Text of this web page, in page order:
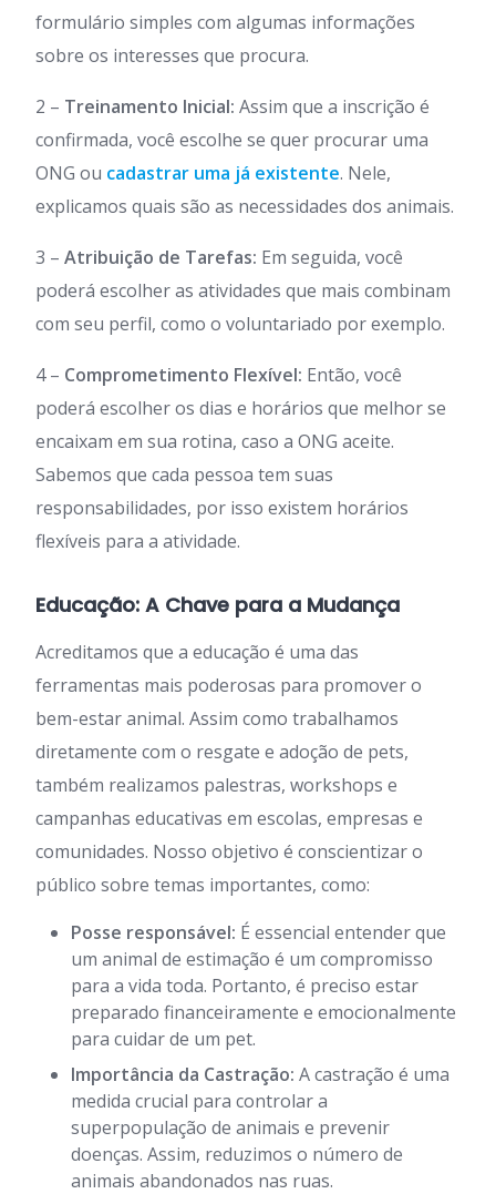
formulário simples com algumas informações
sobre os interesses que procura.
2 – Treinamento Inicial: Assim que a inscrição é
confirmada, você escolhe se quer procurar uma
ONG ou cadastrar uma já existente. Nele,
explicamos quais são as necessidades dos animais.
3 – Atribuição de Tarefas: Em seguida, você
poderá escolher as atividades que mais combinam
com seu perfil, como o voluntariado por exemplo.
4 – Comprometimento Flexível: Então, você
poderá escolher os dias e horários que melhor se
encaixam em sua rotina, caso a ONG aceite.
Sabemos que cada pessoa tem suas
responsabilidades, por isso existem horários
flexíveis para a atividade.
Educação: A Chave para a Mudança
Acreditamos que a educação é uma das
ferramentas mais poderosas para promover o
bem-estar animal. Assim como trabalhamos
diretamente com o resgate e adoção de pets,
também realizamos palestras, workshops e
campanhas educativas em escolas, empresas e
comunidades. Nosso objetivo é conscientizar o
público sobre temas importantes, como:
Posse responsável: É essencial entender que
um animal de estimação é um compromisso
para a vida toda. Portanto, é preciso estar
preparado financeiramente e emocionalmente
para cuidar de um pet.
Importância da Castração: A castração é uma
medida crucial para controlar a
superpopulação de animais e prevenir
doenças. Assim, reduzimos o número de
animais abandonados nas ruas.